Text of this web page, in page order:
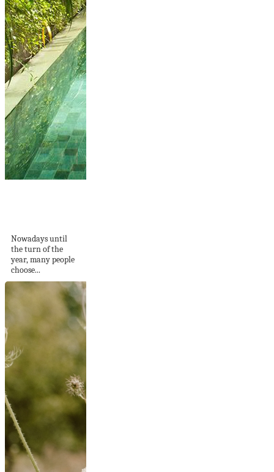
Nowadays until
the turn of the
year, many people
choose...